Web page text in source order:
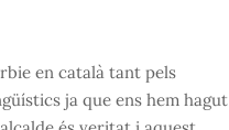
en català tant pels
ja que ens hem hagut